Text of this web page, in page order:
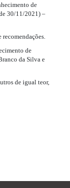
de
30/11/2021) –
recomendações.
de
da Silva e
de igual teor,